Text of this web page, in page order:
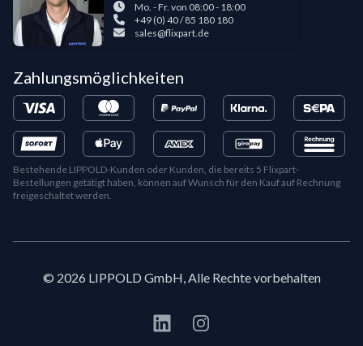
Mo. - Fr. von 08:00 - 18:00
+49 (0) 40 / 85 180 180
sales@flixpart.de
Zahlungsmöglichkeiten
Bestehende LIPPOLD-Kunden oder Kunden, die bereits 5 Flixpart-
Bestellungen getätigt haben, können auf Wunsch für den Kauf auf Rechnung
freigeschaltet werden.
© 2026 LIPPOLD GmbH, Alle Rechte vorbehalten
LinkedInInstagram